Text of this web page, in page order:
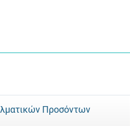
Προσόντων